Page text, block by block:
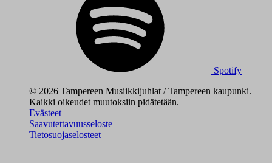
Spotify
© 2026 Tampereen Musiikkijuhlat / Tampereen kaupunki.
Kaikki oikeudet muutoksiin pidätetään.
Evästeet
Saavutettavuusseloste
Tietosuojaselosteet